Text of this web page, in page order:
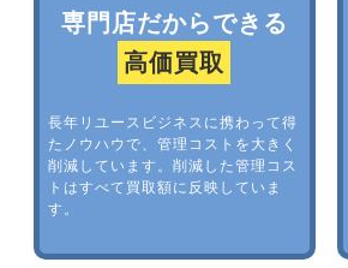
専門店だからできる
高価買取
長年リユースビジネスに携わって得
たノウハウで、管理コストを大きく
削減しています。削減した管理コス
トはすべて買取額に反映していま
す。